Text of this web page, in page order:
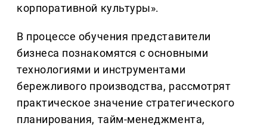
корпоративной культуры».
В процессе обучения представители
бизнеса познакомятся с основными
технологиями и инструментами
бережливого производства, рассмотрят
практическое значение стратегического
планирования, тайм-менеджмента,